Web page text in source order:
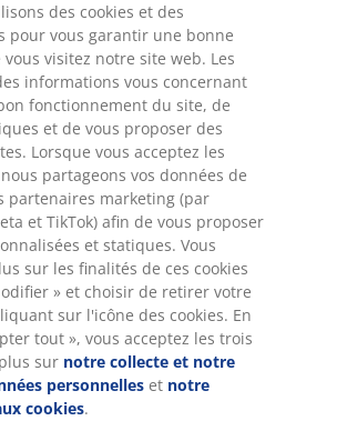
des cookies et des
pour vous garantir une bonne
visitez notre site web. Les
informations vous concernant
fonctionnement du site, de
et de vous proposer des
Lorsque vous acceptez les
partageons vos données de
partenaires marketing (par
et TikTok) afin de vous proposer
et statiques. Vous
sur les finalités de ces cookies
» et choisir de retirer votre
sur l'icône des cookies. En
tout », vous acceptez les trois
sur notre collecte et notre
personnelles et notre
cookies.